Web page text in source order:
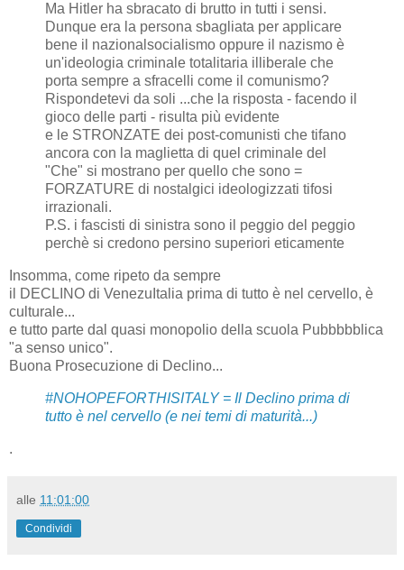
Ma Hitler ha sbracato di brutto in tutti i sensi.
Dunque era la persona sbagliata per applicare
bene il nazionalsocialismo oppure il nazismo è
un'ideologia criminale totalitaria illiberale che
porta sempre a sfracelli come il comunismo?
Rispondetevi da soli ...che la risposta - facendo il
gioco delle parti - risulta più evidente
e le STRONZATE dei post-comunisti che tifano
ancora con la maglietta di quel criminale del
"Che" si mostrano per quello che sono =
FORZATURE di nostalgici ideologizzati tifosi
irrazionali.
P.S. i fascisti di sinistra sono il peggio del peggio
perchè si credono persino superiori eticamente
Insomma, come ripeto da sempre
il DECLINO di VenezuItalia prima di tutto è nel cervello, è
culturale...
e tutto parte dal quasi monopolio della scuola Pubbbbblica
"a senso unico".
Buona Prosecuzione di Declino...
#NOHOPEFORTHISITALY = Il Declino prima di
tutto è nel cervello (e nei temi di maturità...)
.
alle 11:01:00
Condividi